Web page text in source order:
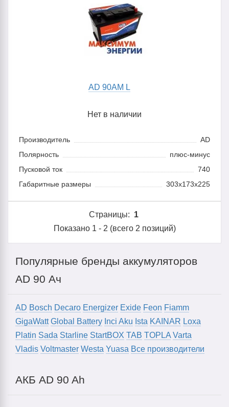
AD 90AM L
Нет в наличии
Производитель
AD
Полярность
плюс-минус
Пусковой ток
740
Габаритные размеры
303x173x225
Страницы: 1
Показано 1 - 2 (всего 2 позиций)
Популярные бренды аккумуляторов
AD 90 Ач
AD Bosch Decaro Energizer Exide Feon Fiamm
GigaWatt Global Battery Inci Aku Ista KAINAR Loxa
Platin Sada Starline StartBOX TAB TOPLA Varta
Vladis Voltmaster Westa Yuasa Все производители
АКБ AD 90 Ah